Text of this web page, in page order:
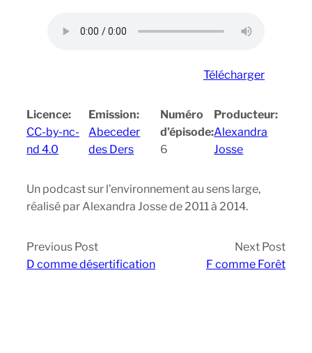
Télécharger
Licence:
CC-by-nc-
nd 4.0
Emission:
Abeceder
des Ders
Numéro
d’épisode:
6
Producteur:
Alexandra
Josse
Un podcast sur l’environnement au sens large,
réalisé par Alexandra Josse de 2011 à 2014.
Previous Post
D comme désertification
Next Post
F comme Forêt